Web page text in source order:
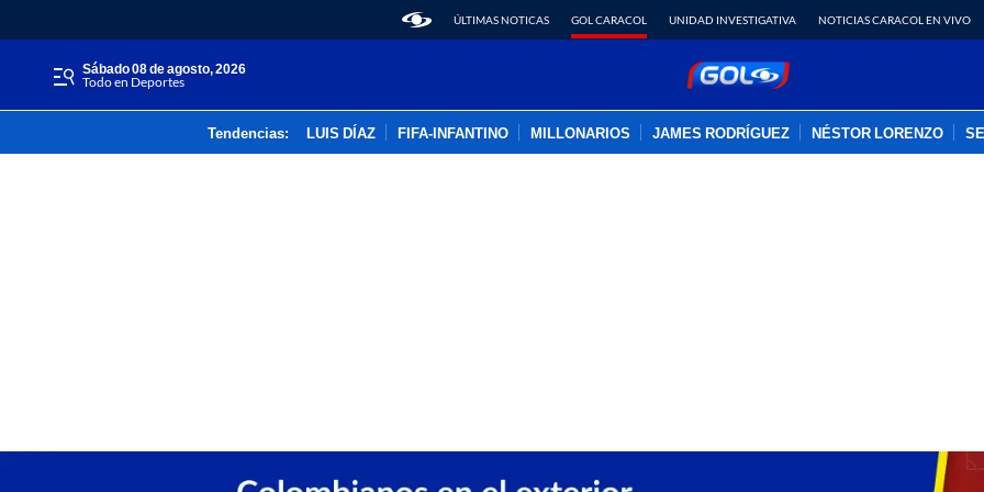
ÚLTIMAS NOTICAS GOL CARACOL UNIDAD INVESTIGATIVA NOTICIAS CARACOL EN VIVO
sábado 08 de agosto, 2026
Todo en Deportes
Tendencias: LUIS DÍAZ FIFA-INFANTINO MILLONARIOS JAMES RODRÍGUEZ NÉSTOR LORENZO